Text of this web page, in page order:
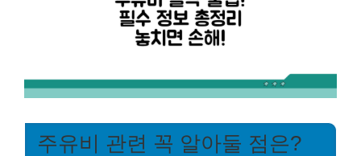
주유비 관련 꼭 알아둘 점은?